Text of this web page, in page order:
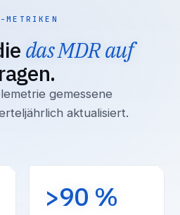
das MDR auf
gemessene
aktualisiert.
>90 %